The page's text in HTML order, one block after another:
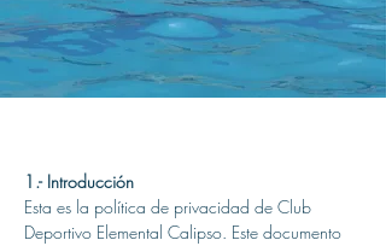
1.- Introducción
Esta es la política de privacidad de Club
Deportivo Elemental Calipso. Este documento